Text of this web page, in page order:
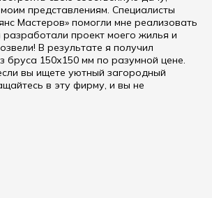
представлениям. Специалисты
Мастеров» помогли мне реализовать
разработали проект моего жилья и
В результате я получил
бруса 150х150 мм по разумной цене.
вы ищете уютный загородный
в эту фирму, и вы не